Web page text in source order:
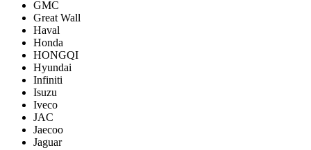
GMC
Great Wall
Haval
Honda
HONGQI
Hyundai
Infiniti
Isuzu
Iveco
JAC
Jaecoo
Jaguar